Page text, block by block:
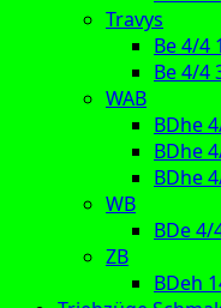
Travys
Be 4/4
Be 4/4
WAB
BDhe
BDhe
BDhe
WB
BDe 4/
ZB
BDeh